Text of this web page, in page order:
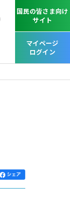
国民の皆さま向け
サイト
マイページ
ログイン